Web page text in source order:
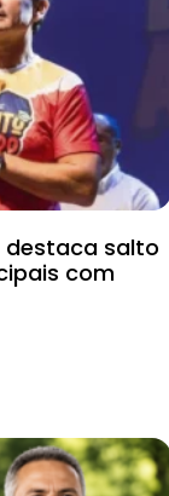
destaca salto
com